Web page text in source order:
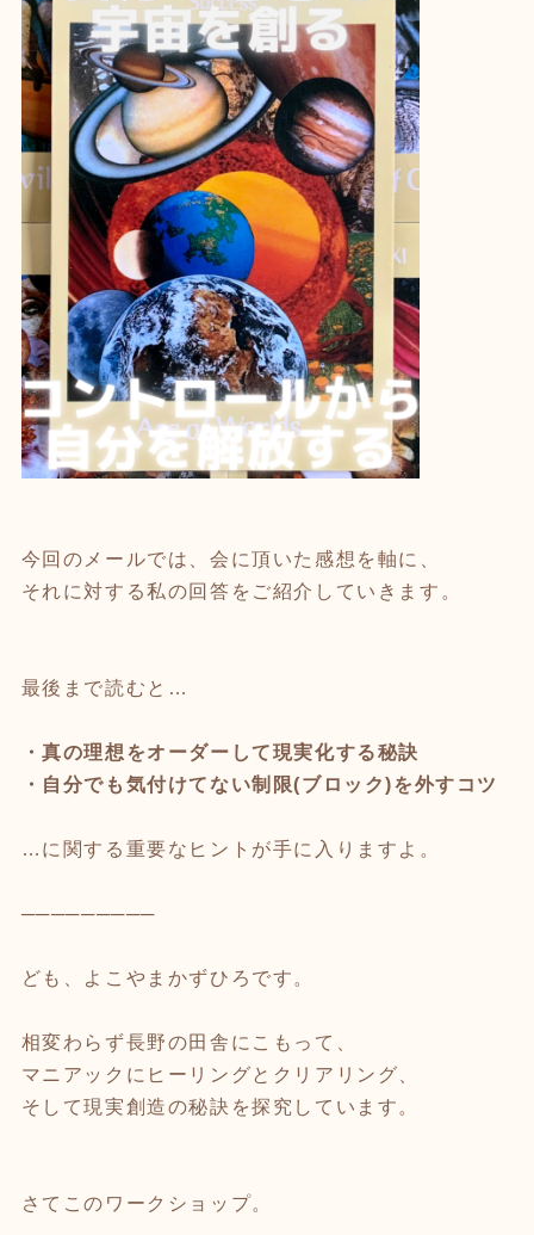
今回のメールでは、会に頂いた感想を軸に、
それに対する私の回答をご紹介していきます。
最後まで読むと…
・真の理想をオーダーして現実化する秘訣
・自分でも気付けてない制限(ブロック)を外すコツ
…に関する重要なヒントが手に入りますよ。
─────────
ども、よこやまかずひろです。
相変わらず長野の田舎にこもって、
マニアックにヒーリングとクリアリング、
そして現実創造の秘訣を探究しています。
さてこのワークショップ。